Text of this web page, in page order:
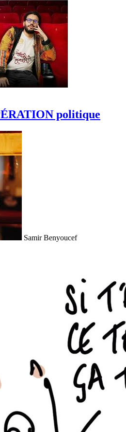
politique
Samir Benyoucef